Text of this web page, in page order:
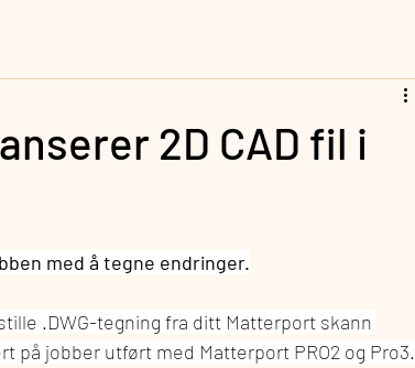
2D CAD fil i
med å tegne endringer.
.DWG-tegning fra ditt Matterport skann
på jobber utført med Matterport PRO2 og Pro3.